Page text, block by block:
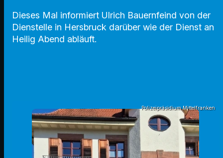
Dieses Mal informiert Ulrich Bauernfeind von der
Dienstelle in Hersbruck darüber wie der Dienst an
Heilig Abend abläuft.
Polizeipräsidium Mittelfranken